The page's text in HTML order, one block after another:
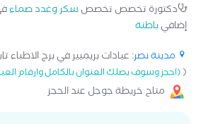
دكتورة تخصص تخصص سكر وغدد صماء
إضافيباطنة
مدينة نصر: عيادات بريميير في برج
((احجز وسوف يصلك العنوان بالكامل وارقام
متاح خريطة جوجل عند الحجز